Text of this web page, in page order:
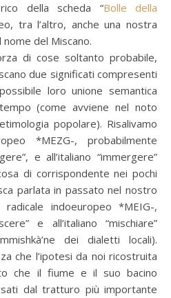
della scheda “Bolle della
tra l’altro, anche una nostra
del Miscano.
di cose soltanto probabile,
due significati compresenti
loro unione semantica
(come avviene nel noto
popolare). Risalivamo
*MEZG-, probabilmente
e all’italiano “immergere”
di corrispondente nei pochi
parlata in passato nel nostro
indoeuropeo *MEIG-,
e all’italiano “mischiare”
dei dialetti locali).
che l’ipotesi da noi ricostruita
che il fiume e il suo bacino
dal tratturo più importante